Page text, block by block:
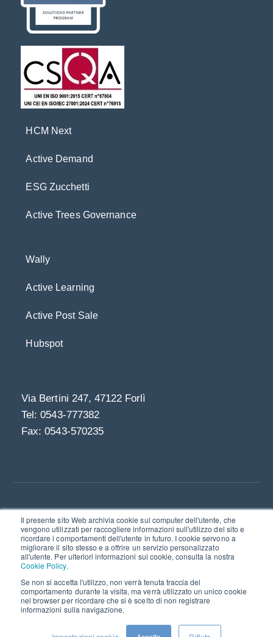
Il presente sito Web archivia cookie sul computer dell'utente, che
vengono utilizzati per raccogliere informazioni sull'utilizzo del sito e
ricordare i comportamenti dell'utente in futuro. I cookie servono a
migliorare il sito stesso e a offrire un servizio personalizzato
all'utente. Per ulteriori informazioni sui cookie, consulta la nostra
Cookie Policy.
Se non si accetta l'utilizzo, non verrà tenuta traccia del
comportamento durante la visita, ma verrà utilizzato un unico cookie
nel browser per ricordare che si è scelto di non registrare
informazioni sulla navigazione.
HCM Next
Active Demand
ESG Zucchetti
Active Trees Governance
Wally
Active Learning
Active Post Sale
Hubspot
Via Bertini 247, 47122 Forlì
Tel: 0543-777382
Fax: 0543-570235
Linkedin
© 2021 | Bookmark S.r.l. - società a socio unico I
Via Bertini 247, 47122 Forlì
P.IVA e C.F. 03211600402
Privacy policy
Cookie policy